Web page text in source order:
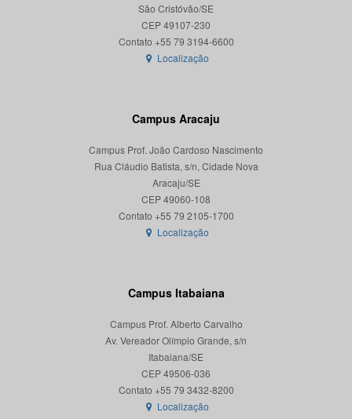
São Cristóvão/SE
CEP 49107-230
Localização
Campus Aracaju
Campus Prof. João Cardoso Nascimento
Rua Cláudio Batista, s/n, Cidade Nova
Aracaju/SE
CEP 49060-108
Localização
Campus Itabaiana
Campus Prof. Alberto Carvalho
Av. Vereador Olímpio Grande, s/n
Itabaiana/SE
CEP 49506-036
Localização